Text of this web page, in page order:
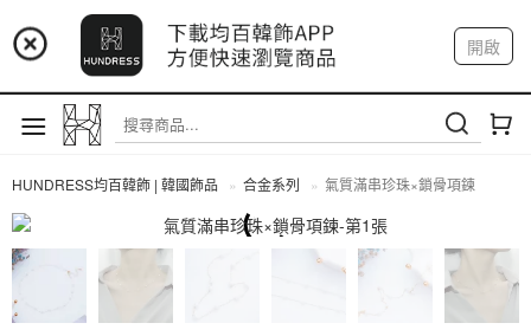
📢 市集預告：9/12-9/13 八里海巡基地
📢 市集預告：8/22-8/23 桃園青埔置地廣場
開啟
註冊 我的帳戶
HUNDRESS均百韓飾 | 韓國飾品 合金系列 氣質滿串珍珠×鎖骨項鍊